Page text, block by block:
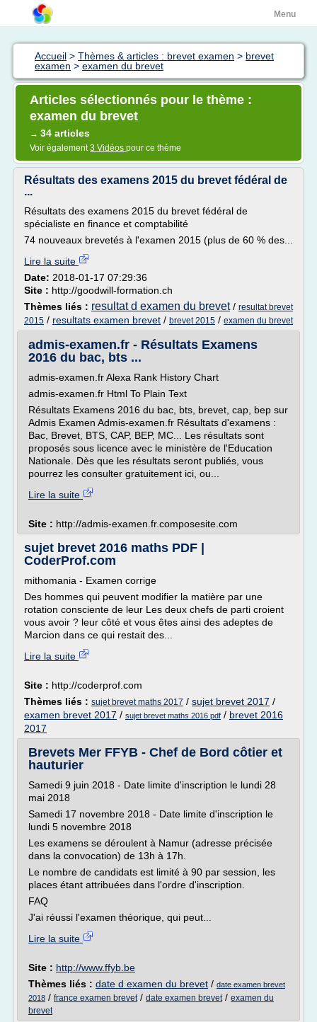
Menu
Accueil > Thèmes & articles : brevet examen > brevet
examen > examen du brevet
Articles sélectionnés pour le thème :
examen du brevet
→ 34 articles
Voir également3 Vidéos pour ce thème
Résultats des examens 2015 du brevet fédéral de
...
Résultats des examens 2015 du brevet fédéral de
spécialiste en finance et comptabilité
74 nouveaux brevetés à l'examen 2015 (plus de 60 % des...
Lire la suite
Date: 2018-01-17 07:29:36
Site : http://goodwill-formation.ch
Thèmes liés : resultat d examen du brevet/ resultat brevet
2015 / resultats examen brevet / brevet 2015 / examen du brevet
admis-examen.fr - Résultats Examens
2016 du bac, bts ...
admis-examen.fr Alexa Rank History Chart
admis-examen.fr Html To Plain Text
Résultats Examens 2016 du bac, bts, brevet, cap, bep sur
Admis Examen Admis-examen.fr Résultats d'examens :
Bac, Brevet, BTS, CAP, BEP, MC... Les résultats sont
proposés sous licence avec le ministère de l'Education
Nationale. Dès que les résultats seront publiés, vous
pourrez les consulter gratuitement ici, ou...
Lire la suite
Site : http://admis-examen.fr.composesite.com
sujet brevet 2016 maths PDF |
CoderProf.com
mithomania - Examen corrige
Des hommes qui peuvent modifier la matière par une
rotation consciente de leur Les deux chefs de parti croient
vous avoir ? leur côté et vous êtes ainsi des adeptes de
Marcion dans ce qui restait des...
Lire la suite
Site : http://coderprof.com
Thèmes liés : sujet brevet maths 2017 / sujet brevet 2017 /
examen brevet 2017 / sujet brevet maths 2016 pdf / brevet 2016
2017
Brevets Mer FFYB - Chef de Bord côtier et
hauturier
Samedi 9 juin 2018 - Date limite d'inscription le lundi 28
mai 2018
Samedi 17 novembre 2018 - Date limite d'inscription le
lundi 5 novembre 2018
Les examens se déroulent à Namur (adresse précisée
dans la convocation) de 13h à 17h.
Le nombre de candidats est limité à 90 par session, les
places étant attribuées dans l'ordre d'inscription.
FAQ
J'ai réussi l'examen théorique, qui peut...
Lire la suite
Site : http://www.ffyb.be
Thèmes liés : date d examen du brevet / date examen brevet
2018 / france examen brevet/ date examen brevet/ examen du
brevet